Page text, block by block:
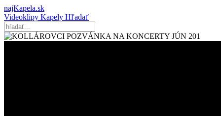
najKapela.sk
Videoklipy Kapely Hľadať